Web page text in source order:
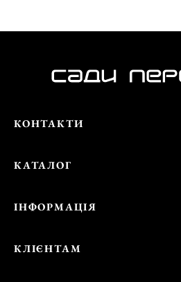
КОНТАКТИ
КАТАЛОГ
ІНФОРМАЦІЯ
КЛІЄНТАМ